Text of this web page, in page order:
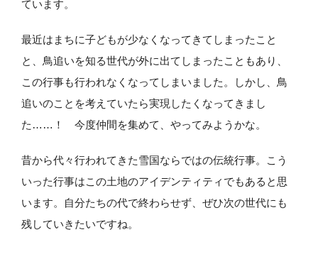
ています。
最近はまちに子どもが少なくなってきてしまったこと
と、鳥追いを知る世代が外に出てしまったこともあり、
この行事も行われなくなってしまいました。しかし、鳥
追いのことを考えていたら実現したくなってきまし
た……！ 今度仲間を集めて、やってみようかな。
昔から代々行われてきた雪国ならではの伝統行事。こう
いった行事はこの土地のアイデンティティでもあると思
います。自分たちの代で終わらせず、ぜひ次の世代にも
残していきたいですね。